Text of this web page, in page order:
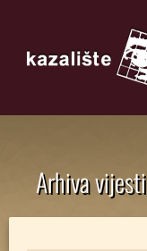
Arhiva vijesti